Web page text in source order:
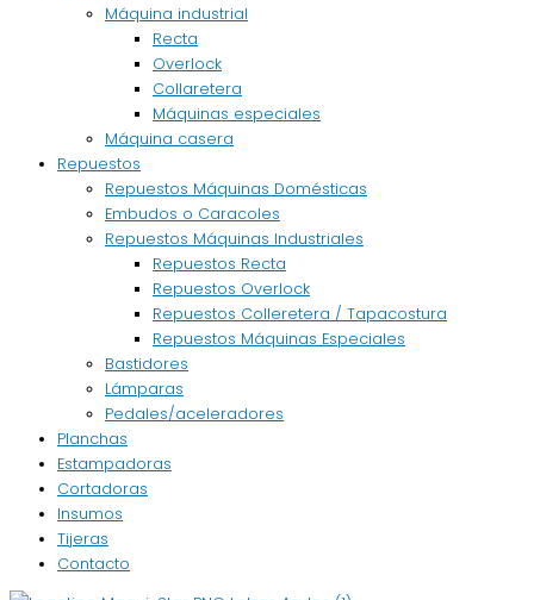
Máquina industrial
Recta
Overlock
Collaretera
Máquinas especiales
Máquina casera
Repuestos
Repuestos Máquinas Domésticas
Embudos o Caracoles
Repuestos Máquinas Industriales
Repuestos Recta
Repuestos Overlock
Repuestos Colleretera / Tapacostura
Repuestos Máquinas Especiales
Bastidores
Lámparas
Pedales/aceleradores
Planchas
Estampadoras
Cortadoras
Insumos
Tijeras
Contacto